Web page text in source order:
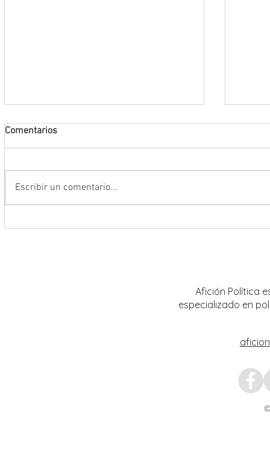
Comentarios
Escribir un comentario...
Afición Política
especializado en